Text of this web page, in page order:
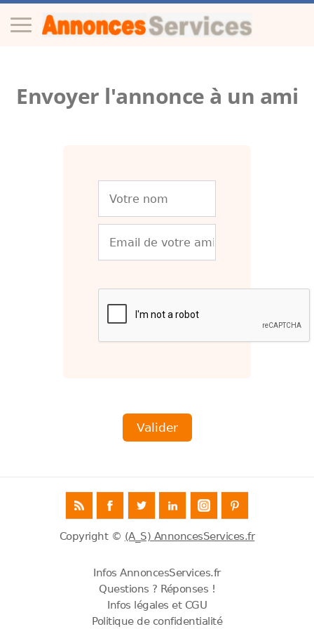
Envoyer l'annonce à un ami
Copyright © (A_S) AnnoncesServices.fr
Infos AnnoncesServices.fr
Questions ? Réponses !
Infos légales et CGU
Politique de confidentialité